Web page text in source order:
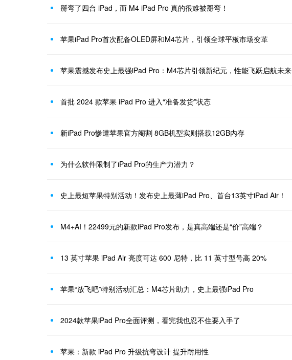
掰弯了四台 iPad，而 M4 iPad Pro 真的很难被掰弯！
苹果iPad Pro首次配备OLED屏和M4芯片，引领全球平板市场变革
苹果震撼发布史上最强iPad Pro：M4芯片引领新纪元，性能飞跃启航未来
首批 2024 款苹果 iPad Pro 进入“准备发货”状态
新iPad Pro惨遭苹果官方阉割 8GB机型实则搭载12GB内存
为什么软件限制了iPad Pro的生产力潜力？
史上最短苹果特别活动！发布史上最薄iPad Pro、首台13英寸iPad Air！
M4+AI！22499元的新款iPad Pro发布，是真高端还是“价”高端？
13 英寸苹果 iPad Air 亮度可达 600 尼特，比 11 英寸型号高 20%
苹果“放飞吧”特别活动汇总：M4芯片助力，史上最强iPad Pro
2024款苹果iPad Pro全面评测，看完我也忍不住要入手了
苹果：新款 iPad Pro 升级抗弯设计 提升耐用性